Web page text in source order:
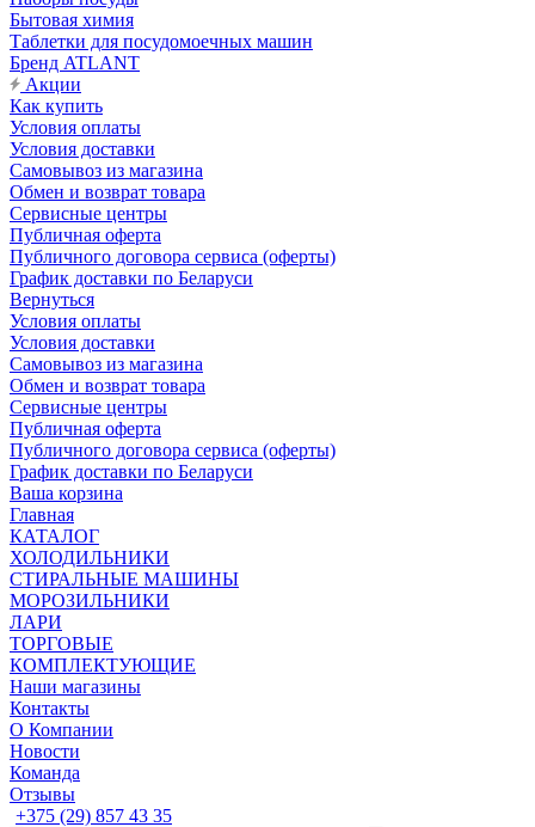
Бытовая химия
Таблетки для посудомоечных машин
Бренд ATLANT
Акции
Как купить
Условия оплаты
Условия доставки
Самовывоз из магазина
Обмен и возврат товара
Сервисные центры
Публичная оферта
Публичного договора сервиса (оферты)
График доставки по Беларуси
Вернуться
Условия оплаты
Условия доставки
Самовывоз из магазина
Обмен и возврат товара
Сервисные центры
Публичная оферта
Публичного договора сервиса (оферты)
График доставки по Беларуси
Ваша корзина
Главная
КАТАЛОГ
ХОЛОДИЛЬНИКИ
СТИРАЛЬНЫЕ МАШИНЫ
МОРОЗИЛЬНИКИ
ЛАРИ
ТОРГОВЫЕ
КОМПЛЕКТУЮЩИЕ
Наши магазины
Контакты
О Компании
Новости
Команда
Отзывы
+375 (29) 857 43 35